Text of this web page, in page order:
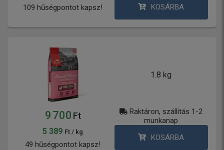
109 hűségpontot kapsz! KOSÁRBA
1.8 kg
9 700 Ft
5 389 Ft / kg
49 hűségpontot kapsz!
Raktáron, szállítás 1-2
munkanap
KOSÁRBA